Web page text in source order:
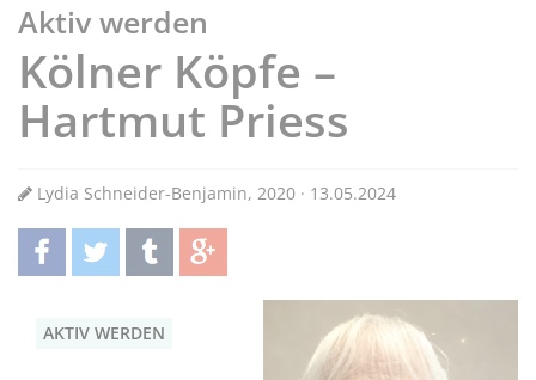
Aktiv werden
Kölner Köpfe –
Hartmut Priess
Lydia Schneider-Benjamin, 2020 · 13.05.2024
AKTIV WERDEN